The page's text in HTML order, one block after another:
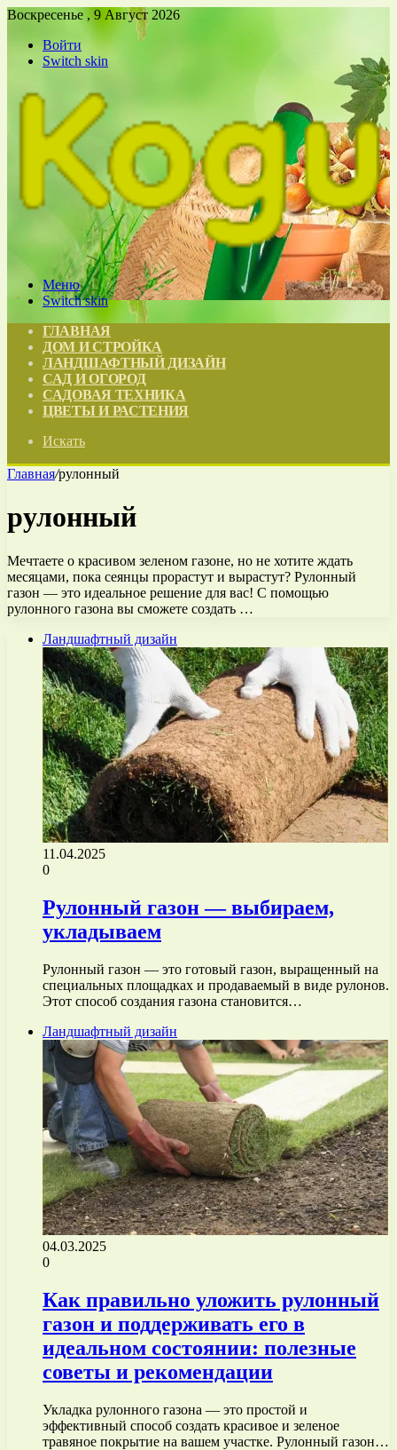
Воскресенье , 9 Август 2026
Войти
Switch skin
Меню
Switch skin
ГЛАВНАЯ
ДОМ И СТРОЙКА
ЛАНДШАФТНЫЙ ДИЗАЙН
САД И ОГОРОД
САДОВАЯ ТЕХНИКА
ЦВЕТЫ И РАСТЕНИЯ
Искать
Главная/рулонный
рулонный
Мечтаете о красивом зеленом газоне, но не хотите ждать
месяцами, пока сеянцы прорастут и вырастут? Рулонный
газон — это идеальное решение для вас! С помощью
рулонного газона вы сможете создать …
Ландшафтный дизайн
11.04.2025
0
Рулонный газон — выбираем,
укладываем
Рулонный газон — это готовый газон, выращенный на
специальных площадках и продаваемый в виде рулонов.
Этот способ создания газона становится…
Ландшафтный дизайн
04.03.2025
0
Как правильно уложить рулонный
газон и поддерживать его в
идеальном состоянии: полезные
советы и рекомендации
Укладка рулонного газона — это простой и
эффективный способ создать красивое и зеленое
травяное покрытие на вашем участке. Рулонный газон…